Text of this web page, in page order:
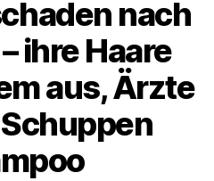
nach
ihre Haare
aus, Ärzte